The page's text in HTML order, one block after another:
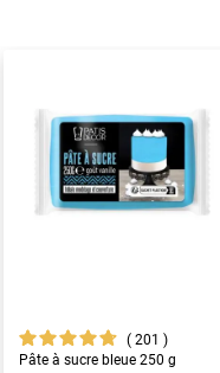
201
Pâte à sucre bleue 250 g